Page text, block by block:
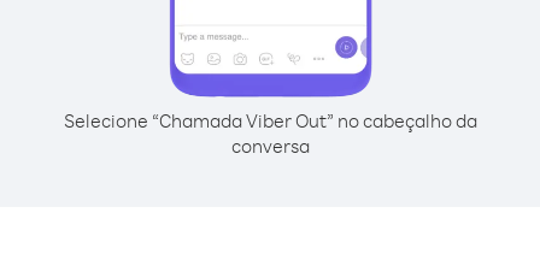
Selecione “Chamada Viber Out” no cabeçalho da
conversa